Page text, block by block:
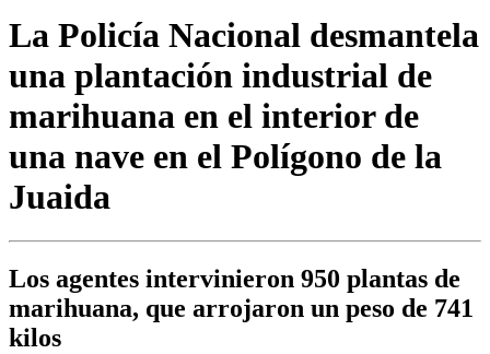
La Policía Nacional desmantela
una plantación industrial de
marihuana en el interior de
una nave en el Polígono de la
Juaida
Los agentes intervinieron 950 plantas de
marihuana, que arrojaron un peso de 741
kilos